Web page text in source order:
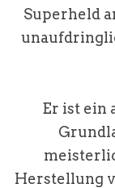
Superheld
Er ist ein
Herstellung